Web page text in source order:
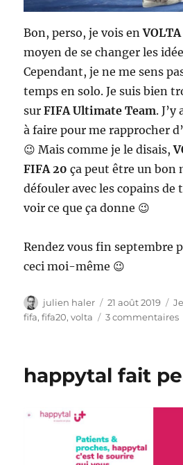
Bon, perso, je vois en
moyen de se changer les
Cependant, je ne me sens
temps en solo. Je suis bien
surFIFA Ultimate Team.
à faire pour me rapprocher
😉 Mais comme je le disais,
FIFA 20ça peut être un bon
défouler avec les copains de
voir ce que ça donne 😉
Rendez vous fin septembre
ceci moi-même 😉
Auteur
julien haler
Publié
le
21 août 2019
fifa,fifa20,volta 3 commentaires
happytal fait